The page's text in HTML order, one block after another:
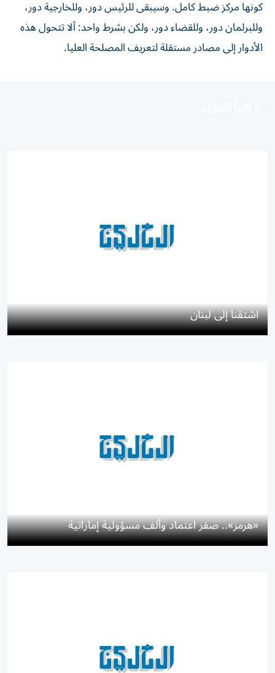
كونها مركز ضبط كامل. وسيبقى للرئيس دور، وللخارجية دور،
وللبرلمان دور، وللقضاء دور، ولكن بشرط واحد: ألا تتحول هذه
الأدوار إلى مصادر مستقلة لتعريف المصلحة العليا.
اشتقنا إلى لبنان
«هرمز».. صفر اعتماد وألف مسؤولية إماراتية